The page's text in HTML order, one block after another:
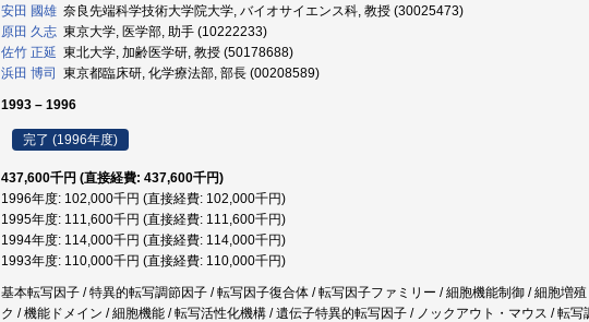
安田 國雄 奈良先端科学技術大学院大学, バイオサイエンス科, 教授 (30025473)
原田 久志 東京大学, 医学部, 助手 (10222233)
佐竹 正延 東北大学, 加齢医学研, 教授 (50178688)
浜田 博司
東京都臨床研, 化学療法部, 部長 (00208589)
1993 – 1996
完了 (1996年度)
437,600千円 (直接経費: 437,600千円)
1996年度: 102,000千円 (直接経費: 102,000千円)
1995年度: 111,600千円 (直接経費: 111,600千円)
1994年度: 114,000千円 (直接経費: 114,000千円)
1993年度: 110,000千円 (直接経費: 110,000千円)
基本転写因子 / 特異的転写調節因子 / 転写因子復合体 / 転写因子ファミリー / 細胞機能制御 / 細胞増
ク / 機能ドメイン / 細胞機能 / 転写活性化機構 / 遺伝子特異的転写因子 / ノックアウト・マウス / 転